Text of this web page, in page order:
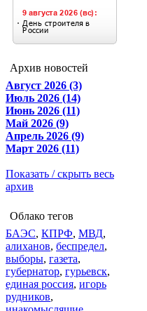
Архив новостей
Август 2026 (3)
Июль 2026 (14)
Июнь 2026 (11)
Май 2026 (9)
Апрель 2026 (9)
Март 2026 (11)
Показать / скрыть весь
архив
Облако тегов
БАЭС, КПРФ, МВД,
алиханов, беспредел,
выборы, газета,
губернатор, гурьевск,
единая россия, игорь
рудников,